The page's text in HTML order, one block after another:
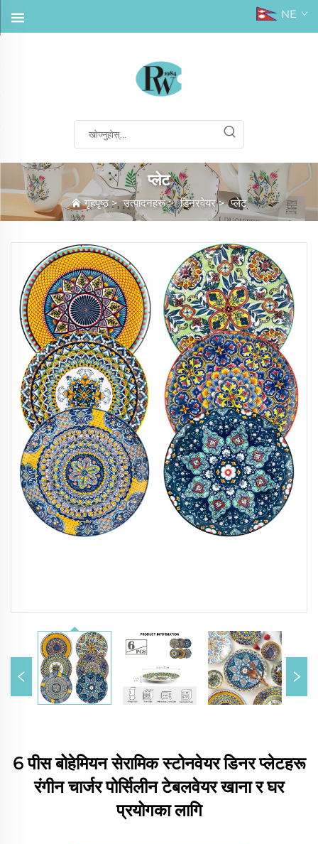
NE
प्लेट
गृहपृष्ठ >उत्पादनहरू>डिनरवेयर>प्लेट
6 पीस बोहेमियन सेरामिक स्टोनवेयर डिनर प्लेटहरू
रंगीन चार्जर पोर्सिलीन टेबलवेयर खाना र घर
प्रयोगका लागि